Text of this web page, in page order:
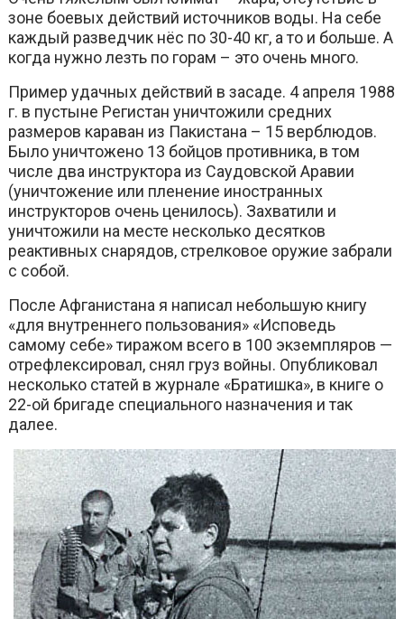
зоне боевых действий источников воды. На себе
каждый разведчик нёс по 30-40 кг, а то и больше. А
когда нужно лезть по горам – это очень много.
Пример удачных действий в засаде. 4 апреля 1988
г. в пустыне Регистан уничтожили средних
размеров караван из Пакистана – 15 верблюдов.
Было уничтожено 13 бойцов противника, в том
числе два инструктора из Саудовской Аравии
(уничтожение или пленение иностранных
инструкторов очень ценилось). Захватили и
уничтожили на месте несколько десятков
реактивных снарядов, стрелковое оружие забрали
с собой.
После Афганистана я написал небольшую книгу
«для внутреннего пользования» «Исповедь
самому себе» тиражом всего в 100 экземпляров —
отрефлексировал, снял груз войны. Опубликовал
несколько статей в журнале «Братишка», в книге о
22-ой бригаде специального назначения и так
далее.